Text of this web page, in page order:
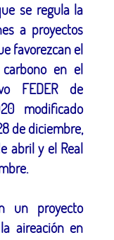
se regula la
a proyectos
favorezcan el
en el
FEDER de
modificado
de diciembre,
abril y el Real
un proyecto
aireación en